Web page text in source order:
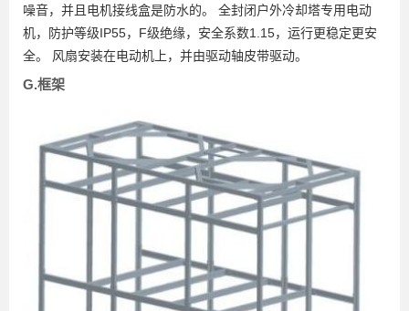
噪音，并且电机接线盒是防水的。 全封闭户外冷却塔专用电动
机，防护等级IP55，F级绝缘，安全系数1.15，运行更稳定更安
全。 风扇安装在电动机上，并由驱动轴皮带驱动。
G.框架